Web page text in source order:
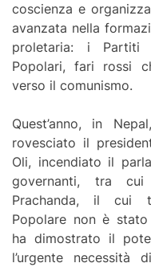
coscienza e
avanzata nella
proletaria: i Partiti
Popolari, fari rossi
verso il comunismo.
Quest’anno, in
rovesciato il
Oli, incendiato il
governanti, tra
Prachanda, il cui
Popolare non è
ha dimostrato il
l’urgente